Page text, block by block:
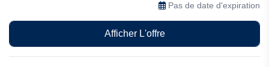
Pas de date d'expiration
Afficher L'offre